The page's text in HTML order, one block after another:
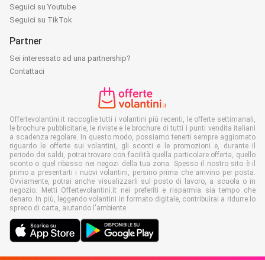
Seguici su Youtube
Seguici su TikTok
Partner
Sei interessato ad una partnership?
Contattaci
Offertevolantini.it raccoglie tutti i volantini più recenti, le offerte settimanali,
le brochure pubblicitarie, le riviste e le brochure di tutti i punti vendita italiani
a scadenza regolare. In questo modo, possiamo tenerti sempre aggiornato
riguardo le offerte sui volantini, gli sconti e le promozioni e, durante il
periodo dei saldi, potrai trovare con facilità quella particolare offerta, quello
sconto o quel ribasso nei negozi della tua zona. Spesso il nostro sito è il
primo a presentarti i nuovi volantini, persino prima che arrivino per posta.
Ovviamente, potrai anche visualizzarli sul posto di lavoro, a scuola o in
negozio. Metti Offertevolantini.it nei preferiti e risparmia sia tempo che
denaro. In più, leggendo volantini in formato digitale, contribuirai a ridurre lo
spreco di carta, aiutando l'ambiente.